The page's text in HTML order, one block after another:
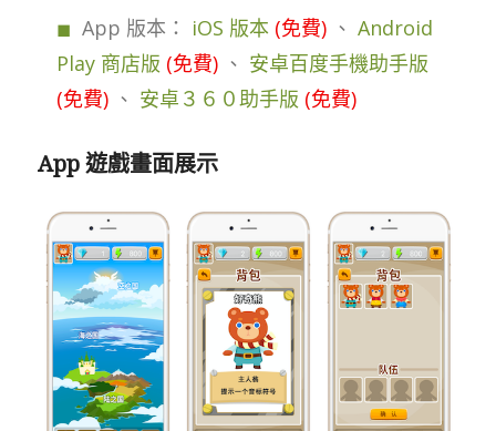
App 版本： iOS 版本 (免費)、 Android
Play 商店版 (免費)、 安卓百度手機助手版
(免費)、 安卓３６０助手版 (免費)
App 遊戲畫面展示